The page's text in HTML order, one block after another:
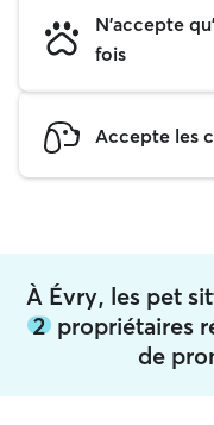
N'accepte
fois
Accepte les
À Évry, les pet
2propriétaires
de